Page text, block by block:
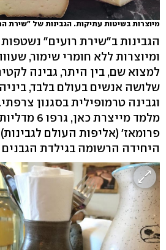
מיוצרות בשיטות עתיקות. הגבינות של "שירת
הגבינות ב"שירת רועים" נשטפות
ומיוצרות ללא חומרי שימור,
למצוא שם, בין היתר, גבינה
שלושה אנשים בעולם בלבד,
וגבינה טרמופילית בסגנון
מלמד מייצרת
פרומאז' (אליפות העולם
היחידה הרשומה בגילדת